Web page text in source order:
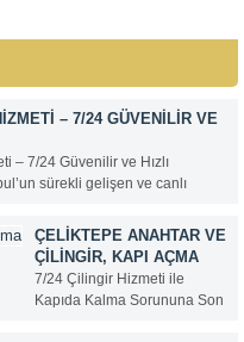
ayar ve bakımı yapılır Tel:...
– 7/24 GÜVENILIR VE
– 7/24 Güvenilir ve Hızlı
sürekli gelişen ve canlı
güvenlik ve acil ihtiyaçlar da
evde...
ÇELIKTEPE ANAHTAR VE
ÇILINGIR, KAPI AÇMA
7/24 Çilingir Hizmeti ile
Kapıda Kalma Sorununa Son